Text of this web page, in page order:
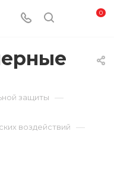
0
защиты —
воздействий —